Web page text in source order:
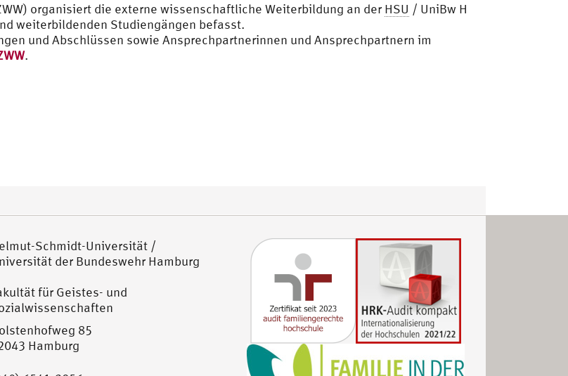
organisiert die externe wissenschaftliche Weiterbildung an der HSU / UniBw H
weiterbildenden Studiengängen befasst.
und Abschlüssen sowie Ansprechpartnerinnen und Ansprechpartnern im
.
Schmidt-Universität /
der Bundeswehr Hamburg
für Geistes- und
85
Hamburg